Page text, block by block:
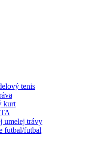
tenis
kurt
umelej trávy
futbal/futbal